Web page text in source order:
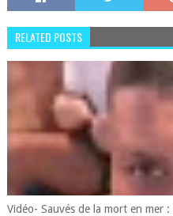
RELATED POSTS
Vidéo- Sauvés de la mort en mer